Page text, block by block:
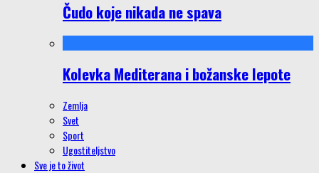
Čudo koje nikada ne spava
Kolevka Mediterana i božanske lepote
Zemlja
Svet
Sport
Ugostiteljstvo
Sve je to život